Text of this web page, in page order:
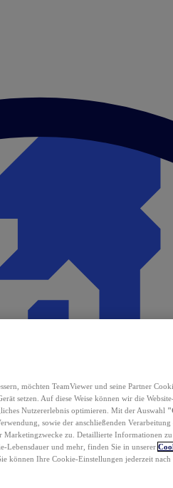
möchten TeamViewer und seine Partner
setzen. Auf diese Weise können wir die
Nutzererlebnis optimieren. Mit der Auswahl
sowie der anschließenden Verarbeitung
zu. Detaillierte Informationen zu
Lebensdauer und mehr, finden Sie in unserer
Sie können Ihre Cookie-Einstellungen jederzeit